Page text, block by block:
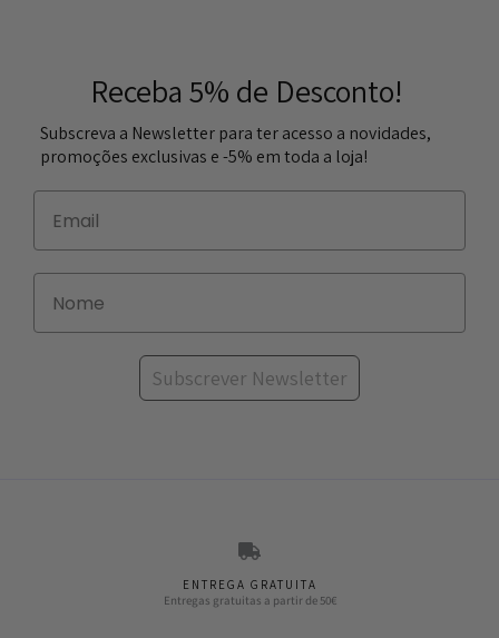
Receba 5% de Desconto!
Subscreva a Newsletter para ter acesso a novidades,
promoções exclusivas e -5% em toda a loja!
Subscrever Newsletter
ENTREGA GRATUITA
Entregas gratuitas a partir de 50€